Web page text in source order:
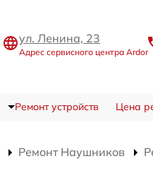
ул. Ленина, 23
Адрес сервисного центра Ardor
Ремонт устройств Цена
Ремонт Наушников